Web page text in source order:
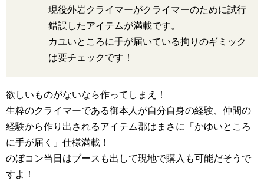
現役外岩クライマーがクライマーのために試行
錯誤したアイテムが満載です。
カユいところに手が届いている拘りのギミック
は要チェックです！
欲しいものがないなら作ってしまえ！
生粋のクライマーである御本人が自分自身の経験、仲間の
経験から作り出されるアイテム郡はまさに「かゆいところ
に手が届く」仕様満載！
のぼコン当日はブースも出して現地で購入も可能だそうで
すよ！